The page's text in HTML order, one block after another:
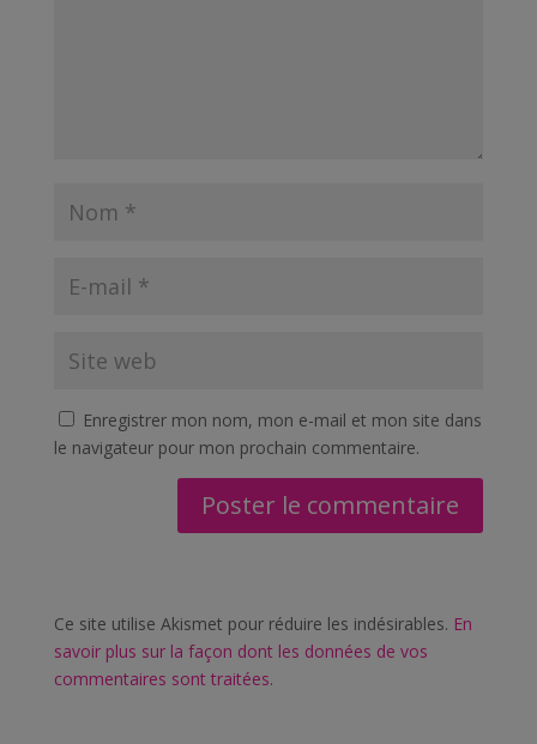
Enregistrer mon nom, mon e-mail et mon site dans
le navigateur pour mon prochain commentaire.
Ce site utilise Akismet pour réduire les indésirables. En
savoir plus sur la façon dont les données de vos
commentaires sont traitées.